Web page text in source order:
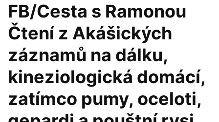
FB/Cesta s Ramonou
Čtení z Akášických
záznamů na dálku,
kineziologická domácí,
zatímco pumy, oceloti,